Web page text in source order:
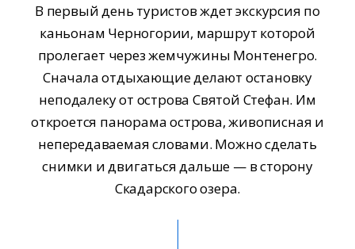
В первый день туристов ждет экскурсия по
каньонам Черногории, маршрут которой
пролегает через жемчужины Монтенегро.
Сначала отдыхающие делают остановку
неподалеку от острова Святой Стефан. Им
откроется панорама острова, живописная и
непередаваемая словами. Можно сделать
снимки и двигаться дальше — в сторону
Скадарского озера.